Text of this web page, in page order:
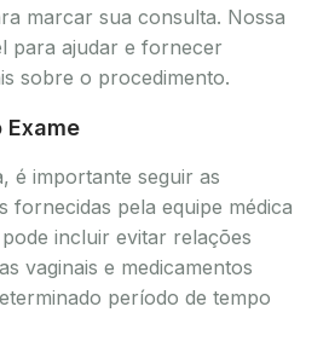
marcar sua consulta. Nossa
para ajudar e fornecer
sobre o procedimento.
Exame
é importante seguir as
fornecidas pela equipe médica
incluir evitar relações
vaginais e medicamentos
período de tempo